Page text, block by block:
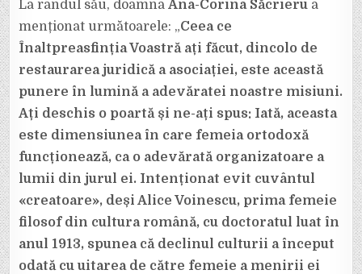
La rândul său, doamnaAna-Corina Săcrieru a
menționat următoarele: „Ceea ce
Înaltpreasfinția Voastră ați făcut, dincolo de
restaurarea juridică a asociației, este această
punere în lumină a adevăratei noastre misiuni.
Ați deschis o poartă și ne-ați spus: Iată, aceasta
este dimensiunea în care femeia ortodoxă
funcționează, ca o adevărată organizatoare a
lumii din jurul ei. Intenționat evit cuvântul
«creatoare», deși Alice Voinescu, prima femeie
filosof din cultura română, cu doctoratul luat în
anul 1913, spunea că declinul culturii a început
odată cu uitarea de către femeie a menirii ei